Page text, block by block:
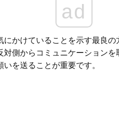
ad
かけていることを示す最良の
側からコミュニケーションを
を送ることが重要です。